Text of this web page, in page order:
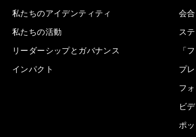
私たちのアイデンティティ
私たちの活動
リーダーシップとガバナンス
インパクト
会合
ス
「
プ
フ
ビ
ポ